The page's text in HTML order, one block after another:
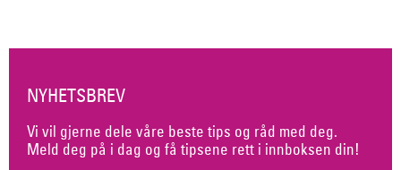
NYHETSBREV
Vi vil gjerne dele våre beste tips og råd med deg.
Meld deg på i dag og få tipsene rett i innboksen din!